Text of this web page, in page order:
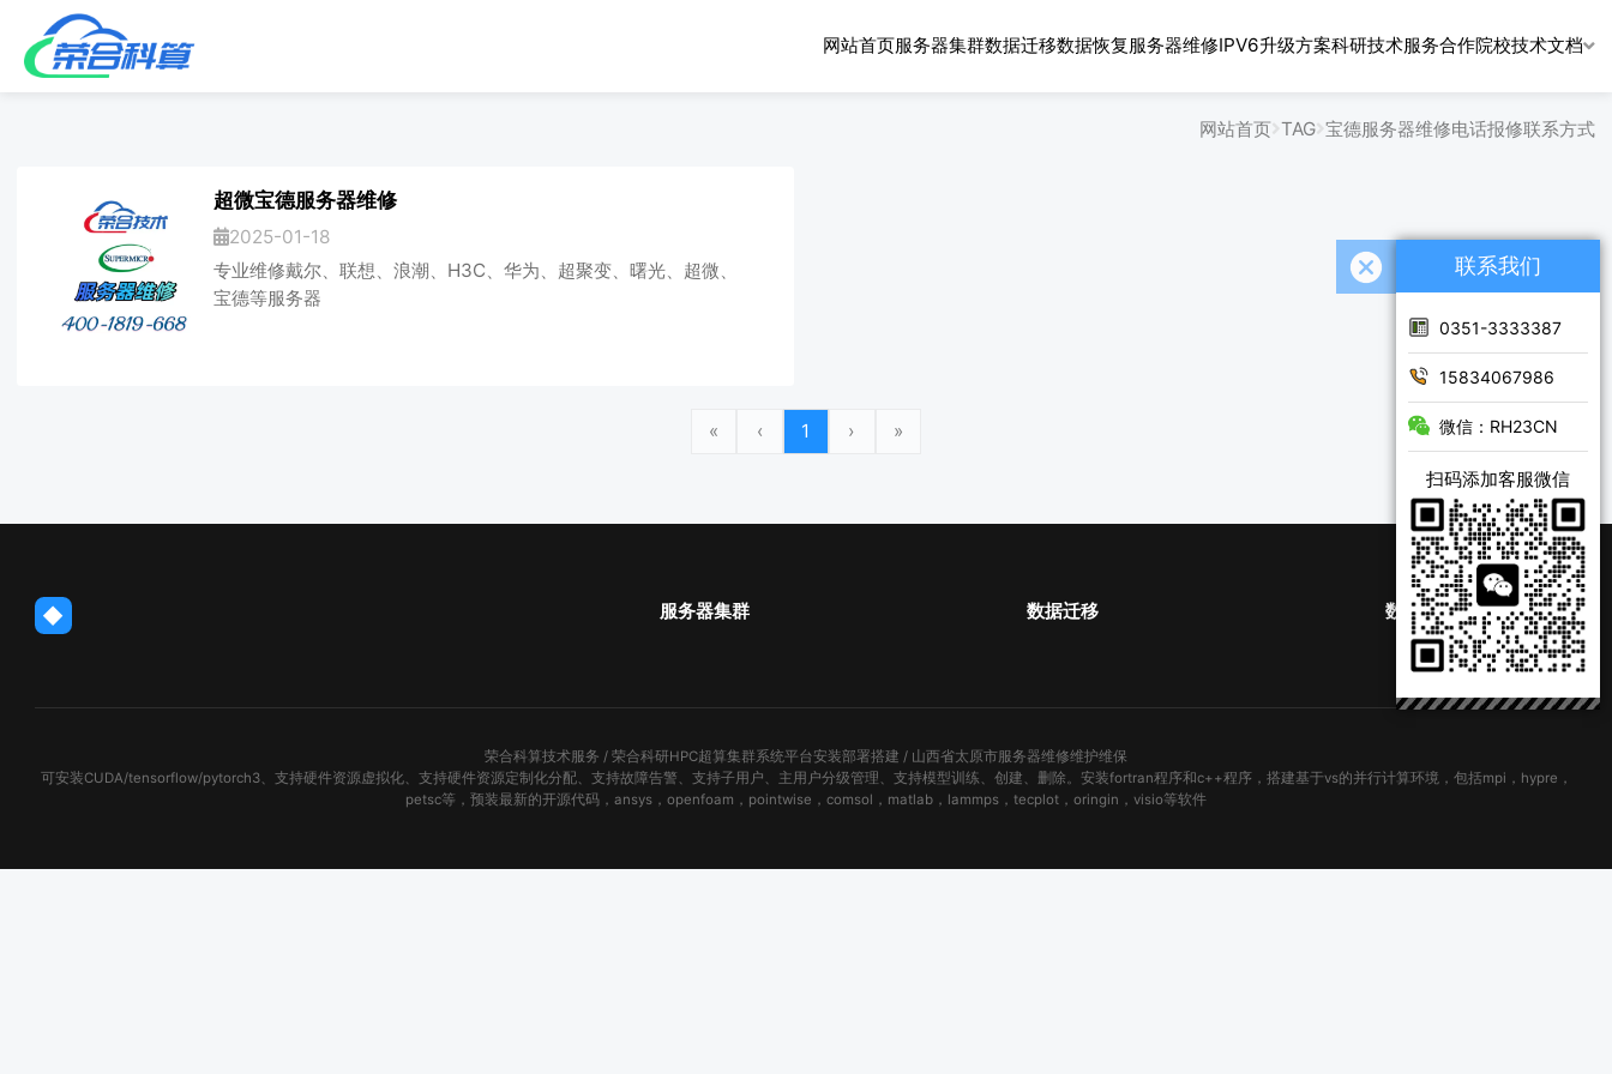
网站首页服务器集群数据迁移数据恢复服务器维修IPV6升级方案科研技术服务合作院校技术文档
网站首页 TAG 宝德服务器维修电话报修联系方式
超微宝德服务器维修
2025-01-18
专业维修戴尔、联想、浪潮、H3C、华为、超聚变、曙光、超微、
宝德等服务器
« ‹ 1 › »
◆ 服务器集群 数据迁移 数据恢复
荣合科算技术服务 / 荣合科研HPC超算集群系统平台安装部署搭建 / 山西省太原市服务器维修维护维保
可安装CUDA/tensorflow/pytorch3、支持硬件资源虚拟化、支持硬件资源定制化分配、支持故障告警、支持子用户、主用户分级管理、支持模型训练、创建、删除。安装fortran程序和c++程序，搭建基于vs的并行计算环境，包括mpi，hypre，
petsc等，预装最新的开源代码，ansys，openfoam，pointwise，comsol，matlab，lammps，tecplot，oringin，visio等软件
联系我们
0351-3333387
15834067986
微信：RH23CN
扫码添加客服微信